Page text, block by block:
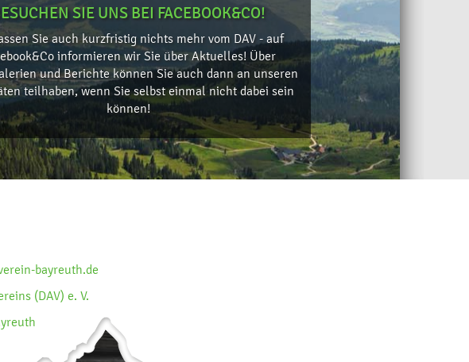
SIE UNS BEI FACEBOOK&CO!
Sie auch kurzfristig nichts mehr vom DAV - auf
informieren wir Sie über Aktuelles! Über
und Berichte können Sie auch dann an unseren
teilhaben, wenn Sie selbst einmal nicht dabei sein
können!
bayreuth.de
(DAV) e. V.